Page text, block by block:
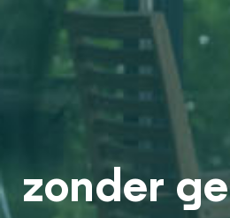
zonder